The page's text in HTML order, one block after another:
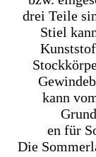
drei Teile
Stiel
kann
en für
Die